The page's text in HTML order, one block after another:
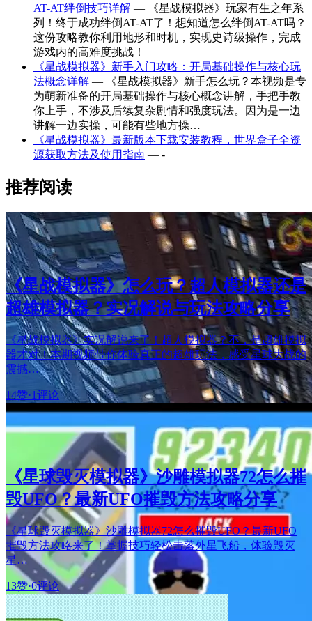
AT-AT绊倒技巧详解 — 《星战模拟器》玩家有生之年系
列！终于成功绊倒AT-AT了！想知道怎么绊倒AT-AT吗？
这份攻略教你利用地形和时机，实现史诗级操作，完成
游戏内的高难度挑战！
《星战模拟器》新手入门攻略：开局基础操作与核心玩
法概念详解 — 《星战模拟器》新手怎么玩？本视频是专
为萌新准备的开局基础操作与核心概念讲解，手把手教
你上手，不涉及后续复杂剧情和强度玩法。因为是一边
讲解一边实操，可能有些地方操…
《星战模拟器》最新版本下载安装教程，世界盒子全资
源获取方法及使用指南 — -
推荐阅读
《星战模拟器》怎么玩？超人模拟器还是
超雄模拟器？实况解说与玩法攻略分享
《星战模拟器》实况解说来了！超人模拟器？不，是超雄模拟
器才对！本期视频带你体验真正的超雄玩法，感受星球大战的
震撼…
14赞·1评论
《星球毁灭模拟器》沙雕模拟器72怎么摧
毁UFO？最新UFO摧毁方法攻略分享
《星球毁灭模拟器》沙雕模拟器72怎么摧毁UFO？最新UFO
摧毁方法攻略来了！掌握技巧轻松击落外星飞船，体验毁灭
星…
13赞·6评论